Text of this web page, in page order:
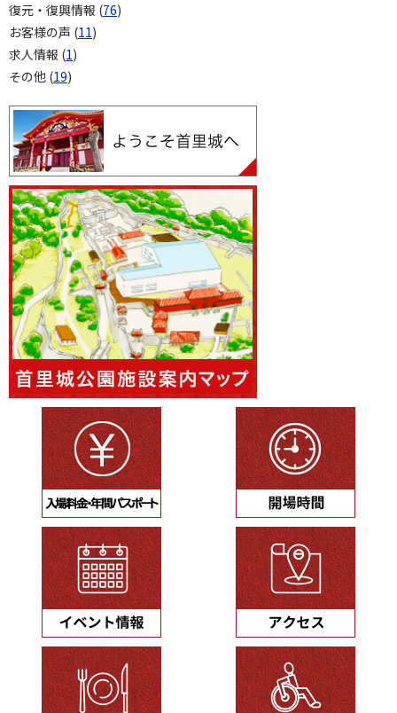
復元・復興情報 (76)
お客様の声 (11)
求人情報 (1)
その他 (19)